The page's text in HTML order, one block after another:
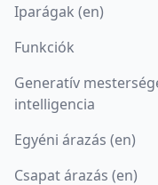
Iparágak (en)
Funkciók
Generatív
intelligencia
Egyéni árazás (en)
Csapat árazás (en)